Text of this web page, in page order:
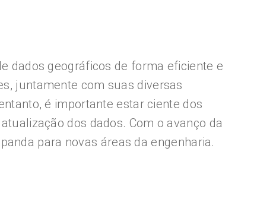
dados geográficos de forma eficiente e
juntamente com suas diversas
é importante estar ciente dos
dos dados. Com o avanço da
para novas áreas da engenharia.